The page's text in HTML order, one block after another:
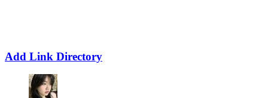
Add Link Directory